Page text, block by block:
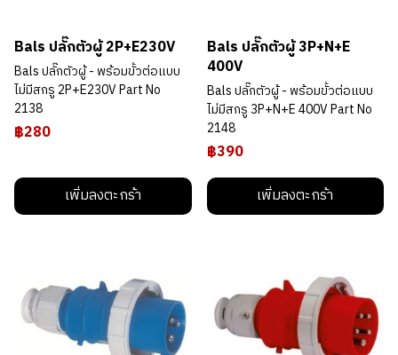
Bals ปลั๊กตัวผู้ 2P+E230V
Bals ปลั๊กตัวผู้ - พร้อมขั้วต่อแบบ
ไม่มีสกรู 2P+E230V Part No
2138
฿280
เพิ่มลงตะกร้า
Bals ปลั๊กตัวผู้ 3P+N+E
400V
Bals ปลั๊กตัวผู้ - พร้อมขั้วต่อแบบ
ไม่มีสกรู 3P+N+E 400V Part No
2148
฿390
เพิ่มลงตะกร้า